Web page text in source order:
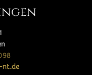
nt.de